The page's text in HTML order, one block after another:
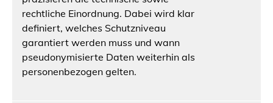
rechtliche Einordnung. Dabei wird klar
definiert, welches Schutzniveau
garantiert werden muss und wann
pseudonymisierte Daten weiterhin als
personenbezogen gelten.